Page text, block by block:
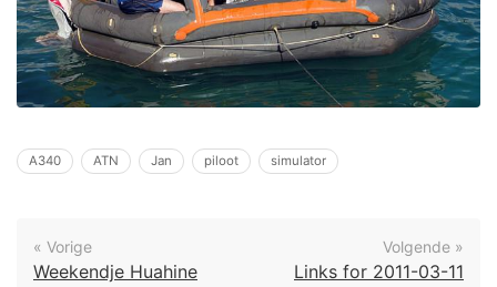
A340 ATN Jan piloot simulator
« Vorige
Weekendje Huahine
Volgende »
Links for 2011-03-11